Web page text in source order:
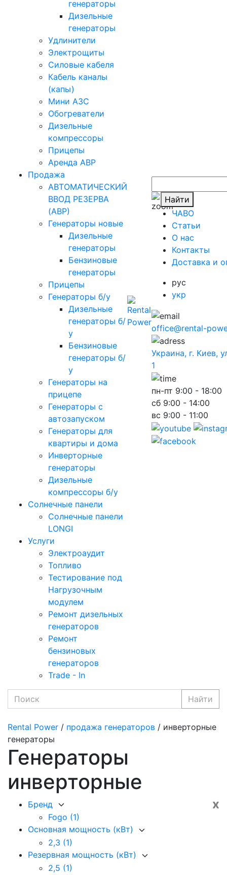
генераторы
Дизельные
генераторы
Удлинители
Электрощиты
Силовые кабеля
Кабель каналы
(капы)
Мини АЗС
Обогреватели
Дизельные
компрессоры
Прицепы
Аренда АВР
Продажа
АВТОМАТИЧЕСКИЙ
ВВОД РЕЗЕРВА
(АВР)
Генераторы новые
Дизельные
генераторы
Бензиновые
генераторы
Прицепы
Генераторы б/у
Дизельные
генераторы б/
у
Бензиновые
генераторы б/
у
Генераторы на
прицепе
Генераторы с
автозапуском
Генераторы для
квартиры и дома
Инверторные
генераторы
Дизельные
компрессоры б/у
Солнечные панели
Солнечные панели
LONGI
Услуги
Электроаудит
Топливо
Тестирование под
Нагрузочным
модулем
Ремонт дизельных
генераторов
Ремонт
бензиновых
генераторов
Trade - In
Найти
ЧАВО
Cтатьи
O нас
Контакты
Доставка и
рус
укр
office@rental-
Украина, г. Киев,
1
пн-пт 9:00 - 18:00
сб 9:00 - 14:00
вс 9:00 - 11:00
Найти
Rental Power / продажа генераторов / инверторные
генераторы
Генераторы
инверторные
x
Бренд
Fogo (1)
Основная мощность (кВт)
2,3 (1)
Резервная мощность (кВт)
2,5 (1)